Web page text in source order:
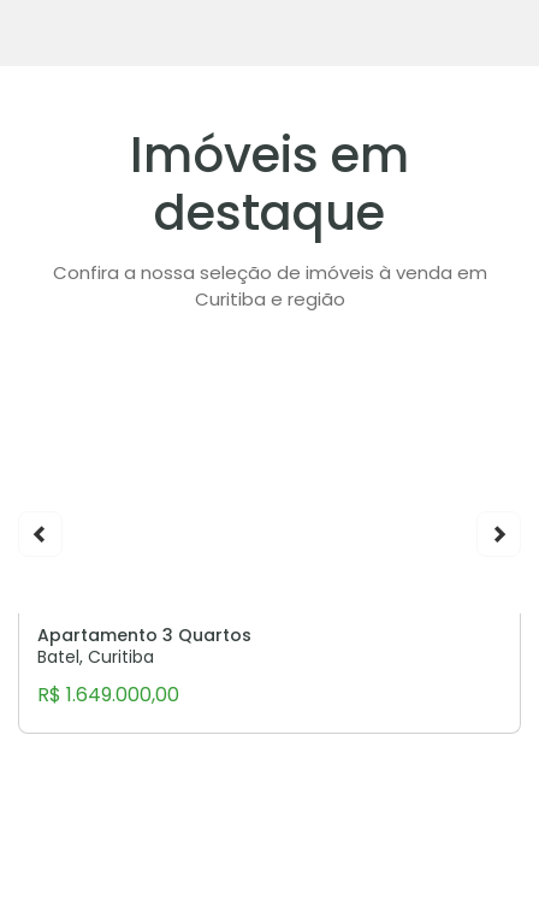
Imóveis em
destaque
Confira a nossa seleção de imóveis à venda em
Curitiba e região
Apartamento 3 Quartos
Batel, Curitiba
R$ 1.649.000,00